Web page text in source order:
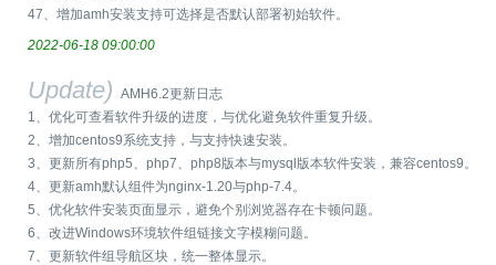
47、增加amh安装支持可选择是否默认部署初始软件。
2022-06-18 09:00:00
Update) AMH6.2更新日志
1、优化可查看软件升级的进度，与优化避免软件重复升级。
2、增加centos9系统支持，与支持快速安装。
3、更新所有php5、php7、php8版本与mysql版本软件安装，兼容centos9。
4、更新amh默认组件为nginx-1.20与php-7.4。
5、优化软件安装页面显示，避免个别浏览器存在卡顿问题。
6、改进Windows环境软件组链接文字模糊问题。
7、更新软件组导航区块，统一整体显示。